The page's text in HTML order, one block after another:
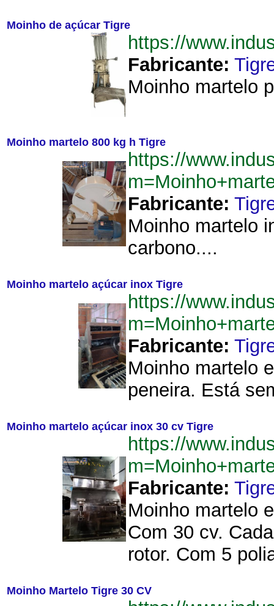
Moinho de açúcar Tigre
https://
Fabricante:
Moinho martelo
Moinho martelo 800 kg h Tigre
https://
Fabricante:
Moinho martelo
carbono....
Moinho martelo açúcar inox Tigre
https://
Fabricante:
Moinho martelo
peneira. Está
Moinho martelo açúcar inox 30 cv Tigre
https://
Fabricante:
Moinho martelo
Com 30 cv.
rotor. Com 5
Moinho Martelo Tigre 30 CV